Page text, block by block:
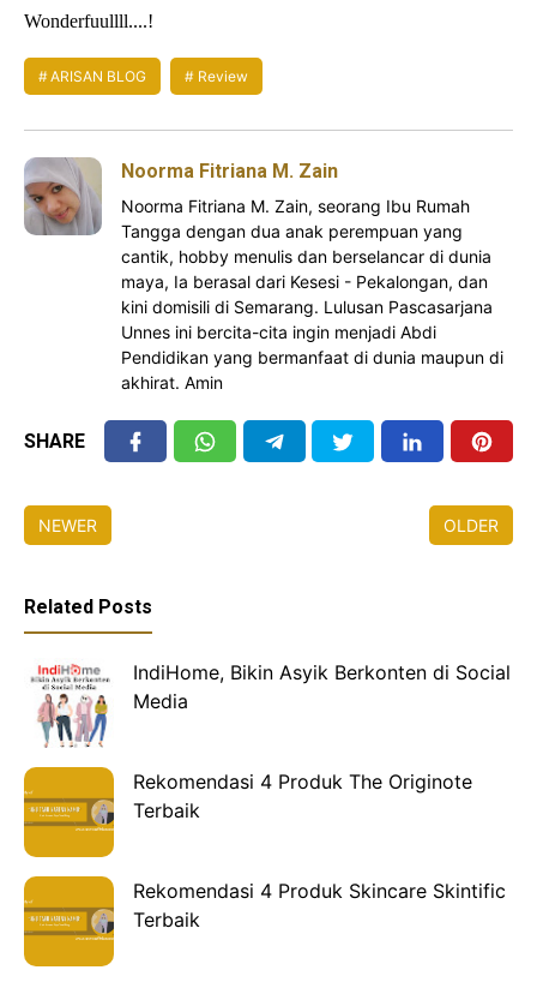
Wonderfuullll....!
ARISAN BLOG Review
Noorma Fitriana M. Zain
Noorma Fitriana M. Zain, seorang Ibu Rumah
Tangga dengan dua anak perempuan yang
cantik, hobby menulis dan berselancar di dunia
maya, Ia berasal dari Kesesi - Pekalongan, dan
kini domisili di Semarang. Lulusan Pascasarjana
Unnes ini bercita-cita ingin menjadi Abdi
Pendidikan yang bermanfaat di dunia maupun di
akhirat. Amin
SHARE
NEWER OLDER
Related Posts
IndiHome, Bikin Asyik Berkonten di Social
Media
Rekomendasi 4 Produk The Originote
Terbaik
Rekomendasi 4 Produk Skincare Skintific
Terbaik